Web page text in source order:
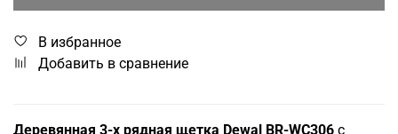
В избранное
Добавить в сравнение
Деревянная 3-х рядная щетка Dewal BR-WC306 с